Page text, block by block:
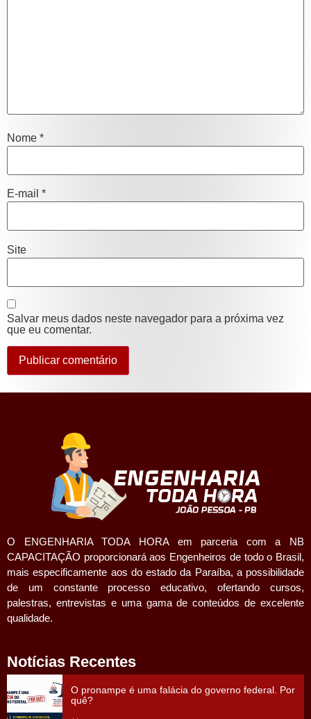
Nome *
E-mail *
Site
Salvar meus dados neste navegador para a próxima vez
que eu comentar.
O ENGENHARIA TODA HORA em parceria com a NB
CAPACITAÇÃO proporcionará aos Engenheiros de todo o Brasil,
mais especificamente aos do estado da Paraíba, a possibilidade
de um constante processo educativo, ofertando cursos,
palestras, entrevistas e uma gama de conteúdos de excelente
qualidade.
Notícias Recentes
O pronampe é uma falácia do governo federal. Por
quê?